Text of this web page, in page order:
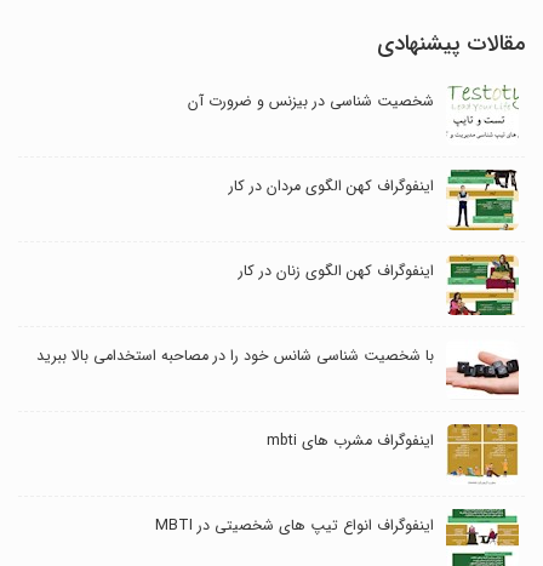
مقالات پیشنهادی
شخصیت شناسی در بیزنس و ضرورت آن
اینفوگراف کهن الگوی مردان در کار
اینفوگراف کهن الگوی زنان در کار
با شخصیت شناسی شانس خود را در مصاحبه استخدامی بالا ببرید
اینفوگراف مشرب های mbti
اینفوگراف انواع تیپ های شخصیتی در MBTI